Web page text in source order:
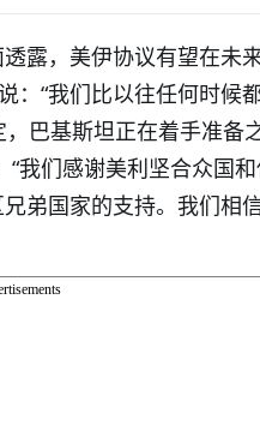
露，美伊协议有望在未
：“我们比以往任何时候
巴基斯坦正在着手准备
我们感谢美利坚合众国
弟国家的支持。我们相